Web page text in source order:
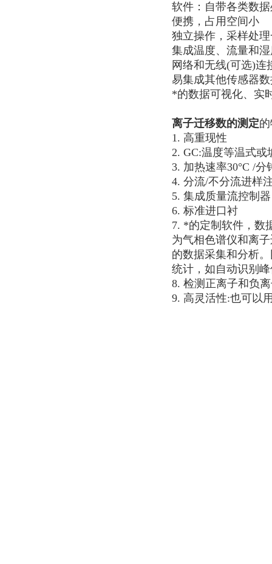
软件：自带各类数
便携，占用空间小
独立操作，采样处
集成温度、流量和
网络和无线(可选)连
易集成其他传感器
*的数据可视化、实
离子迁移数的测定
1. 高重现性
2. GC:温度等温式或
3. 加热速率30°C /分
4. 分流/不分流进样
5. 集成质量流控制
6. 标准进口衬
7. *的定制软件，数
为气相色谱仪和离
的数据采集和分析
统计，如自动识别
8. 检测正离子和负
9. 高灵活性:也可以